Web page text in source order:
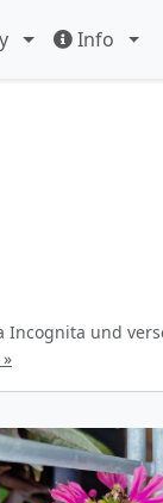
Info
Incognita und